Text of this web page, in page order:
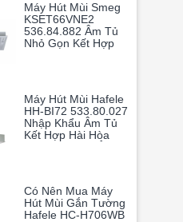
Máy Hút Mùi Smeg
KSET66VNE2
536.84.882 Âm Tủ
Nhỏ Gọn Kết Hợp
Máy Hút Mùi Hafele
HH-BI72 533.80.027
Nhập Khẩu Âm Tủ
Kết Hợp Hài Hòa
Có Nên Mua Máy
Hút Mùi Gắn Tường
Hafele HC-H706WB